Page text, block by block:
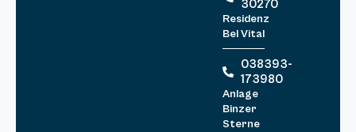
30270
Residenz
Bel Vital
038393-
173980
Anlage
Binzer
Sterne